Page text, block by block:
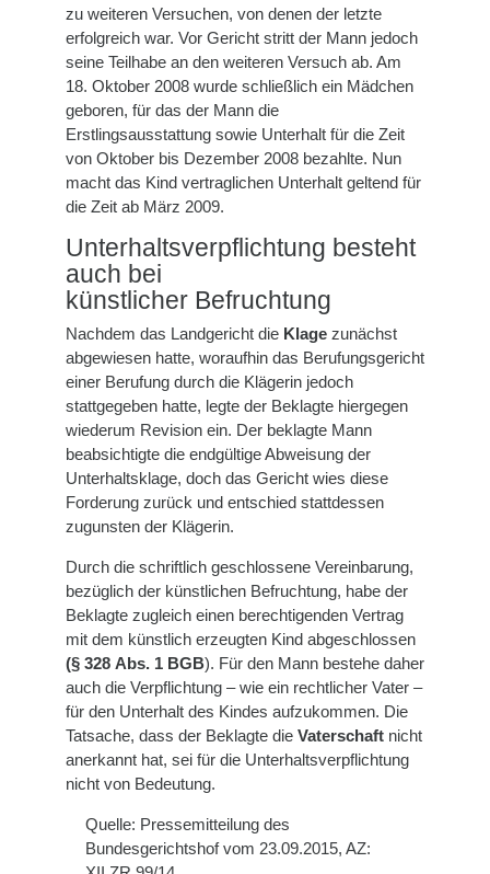
zu weiteren Versuchen, von denen der letzte
erfolgreich war. Vor Gericht stritt der Mann jedoch
seine Teilhabe an den weiteren Versuch ab. Am
18. Oktober 2008 wurde schließlich ein Mädchen
geboren, für das der Mann die
Erstlingsausstattung sowie Unterhalt für die Zeit
von Oktober bis Dezember 2008 bezahlte. Nun
macht das Kind vertraglichen Unterhalt geltend für
die Zeit ab März 2009.
Unterhaltsverpflichtung besteht
auch bei
künstlicher Befruchtung
Nachdem das Landgericht die Klage zunächst
abgewiesen hatte, woraufhin das Berufungsgericht
einer Berufung durch die Klägerin jedoch
stattgegeben hatte, legte der Beklagte hiergegen
wiederum Revision ein. Der beklagte Mann
beabsichtigte die endgültige Abweisung der
Unterhaltsklage, doch das Gericht wies diese
Forderung zurück und entschied stattdessen
zugunsten der Klägerin.
Durch die schriftlich geschlossene Vereinbarung,
bezüglich der künstlichen Befruchtung, habe der
Beklagte zugleich einen berechtigenden Vertrag
mit dem künstlich erzeugten Kind abgeschlossen
(§ 328 Abs. 1 BGB). Für den Mann bestehe daher
auch die Verpflichtung – wie ein rechtlicher Vater –
für den Unterhalt des Kindes aufzukommen. Die
Tatsache, dass der Beklagte die Vaterschaft nicht
anerkannt hat, sei für die Unterhaltsverpflichtung
nicht von Bedeutung.
Quelle: Pressemitteilung des
Bundesgerichtshof vom 23.09.2015, AZ: